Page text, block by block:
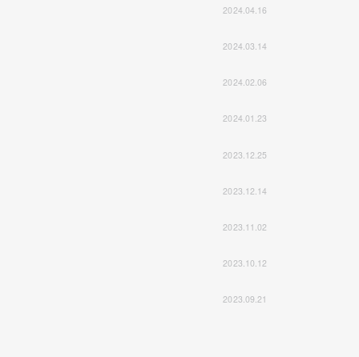
2024.04.16
2024.03.14
2024.02.06
2024.01.23
2023.12.25
2023.12.14
2023.11.02
2023.10.12
2023.09.21